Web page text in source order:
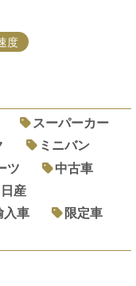
度
スーパーカー
ミニバン
ツ
中古車
日産
入車
限定車